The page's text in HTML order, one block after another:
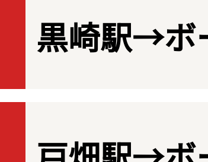
黒崎駅→ボ